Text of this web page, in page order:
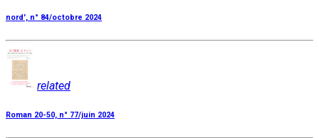
nord', n° 84/octobre 2024
related
Roman 20-50, n° 77/juin 2024